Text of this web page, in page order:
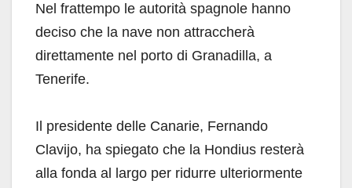
Nel frattempo le autorità spagnole hanno
deciso che la nave non attraccherà
direttamente nel porto di Granadilla, a
Tenerife.
Il presidente delle Canarie, Fernando
Clavijo, ha spiegato che la Hondius resterà
alla fonda al largo per ridurre ulteriormente